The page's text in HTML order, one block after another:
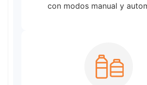
con modos manual y